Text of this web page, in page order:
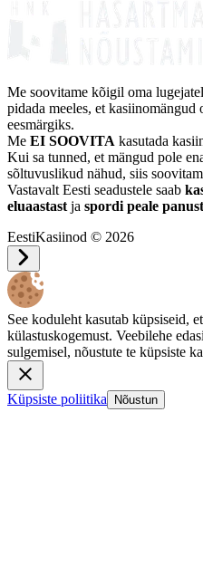
Me soovitame kõigil oma lugejatel
pidada meeles, et
eesmärgiks.
Me EI SOOVITA kasutada
Kui sa tunned, et mängud pole
sõltuvuslikud nähud, siis
Vastavalt Eesti seadustele saab
eluaastast ja spordi peale
EestiKasiinod © 2026
See koduleht kasutab küpsiseid,
külastuskogemust. Veebilehe
sulgemisel, nõustute te küpsiste
Küpsiste poliitika Nõustun